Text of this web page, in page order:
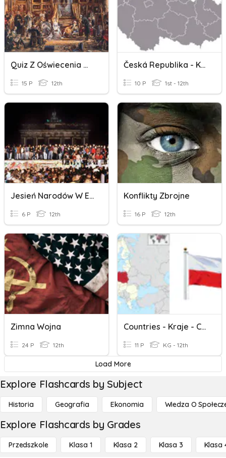
Quiz Z Oświecenia W Polsce I W Europie
15 P 12th
Česká Republika - Kraje
10 P 1st - 12th
Jesień Narodów W Europie
6 P 12th
Konflikty Zbrojne
16 P 12th
Zimna Wojna
24 P 12th
Countries - Kraje - Cz.1
11 P KG - 12th
Load More
Explore Flashcards by Subject
Historia Geografia Ekonomia Wiedza O
Explore Flashcards by Grades
Przedszkole Klasa 1 Klasa 2 Klasa 3 Klasa